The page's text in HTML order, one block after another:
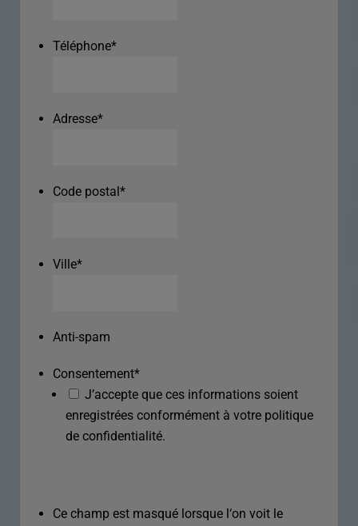
Téléphone*
Adresse*
Code postal*
Ville*
Anti-spam
Consentement*
J’accepte que ces informations soient
enregistrées conformément à votre politique
de confidentialité.
Ce champ est masqué lorsque l‘on voit le